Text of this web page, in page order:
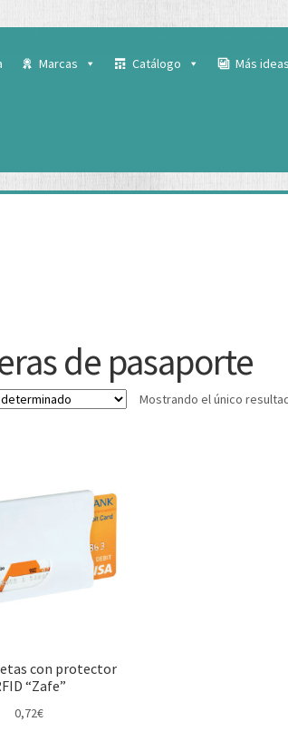
Marcas Catálogo Más ideas
de pasaporte
Mostrando el único
con protector
“Zafe”
0,72€